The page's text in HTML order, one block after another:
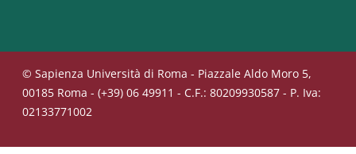
© Sapienza Università di Roma - Piazzale Aldo Moro 5,
00185 Roma - (+39) 06 49911 - C.F.: 80209930587 - P. Iva:
02133771002